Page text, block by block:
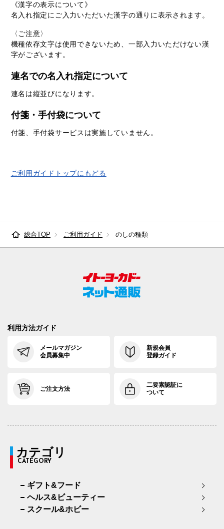
総合TOP ご利用ガイド のしの種類
《漢字の表示について》
名入れ指定にご入力いただいた漢字の通りに表示されます。
〈ご注意〉
機種依存文字は使用できないため、一部入力いただけない漢
字がございます。
連名での名入れ指定について
連名は縦並びになります。
付箋・手付袋について
付箋、手付袋サービスは実施していません。
ご利用ガイドトップにもどる
利用方法ガイド
メールマガジン
会員募集中
新規会員
登録ガイド
ご注文方法
二要素認証に
ついて
カテゴリ
CATEGORY
ギフト&フード
ヘルス&ビューティー
スクール&ホビー